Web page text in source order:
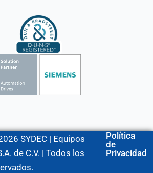
SYDEC | Equipos
de C.V. | Todos los
Política
de
Privacidad